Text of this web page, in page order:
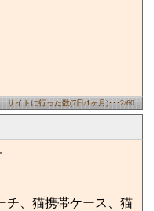
サイトに行った数(7日/1ヶ月)･･･2/60
チ、猫携帯ケース、猫